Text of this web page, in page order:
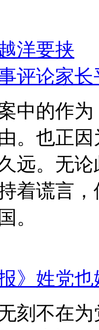
洋要挟
论家长
中的作
。也正
远。无
着谎言
。
》姓党
刻不在